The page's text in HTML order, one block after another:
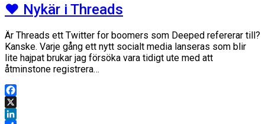
❤️ Nykär i Threads
Är Threads ett Twitter for boomers som Deeped refererar till?
Kanske. Varje gång ett nytt socialt media lanseras som blir
lite hajpat brukar jag försöka vara tidigt ute med att
åtminstone registrera…
Facebook
X